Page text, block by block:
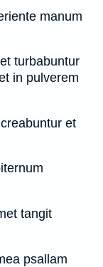
manum
turbabuntur
in pulverem
et
tangit
psallam